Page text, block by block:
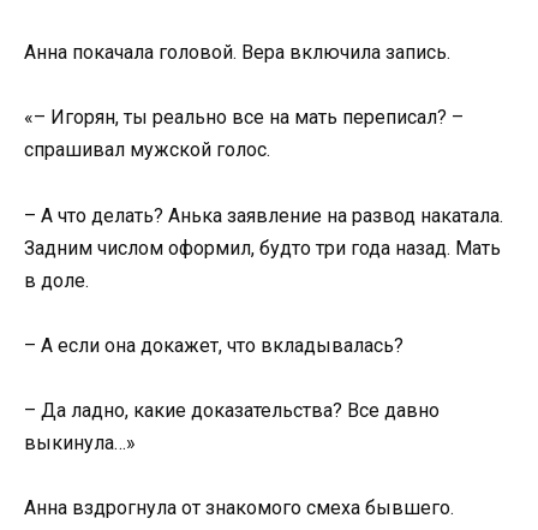
Анна покачала головой. Вера включила запись.
«– Игорян, ты реально все на мать переписал? –
спрашивал мужской голос.
– А что делать? Анька заявление на развод накатала.
Задним числом оформил, будто три года назад. Мать
в доле.
– А если она докажет, что вкладывалась?
– Да ладно, какие доказательства? Все давно
выкинула…»
Анна вздрогнула от знакомого смеха бывшего.